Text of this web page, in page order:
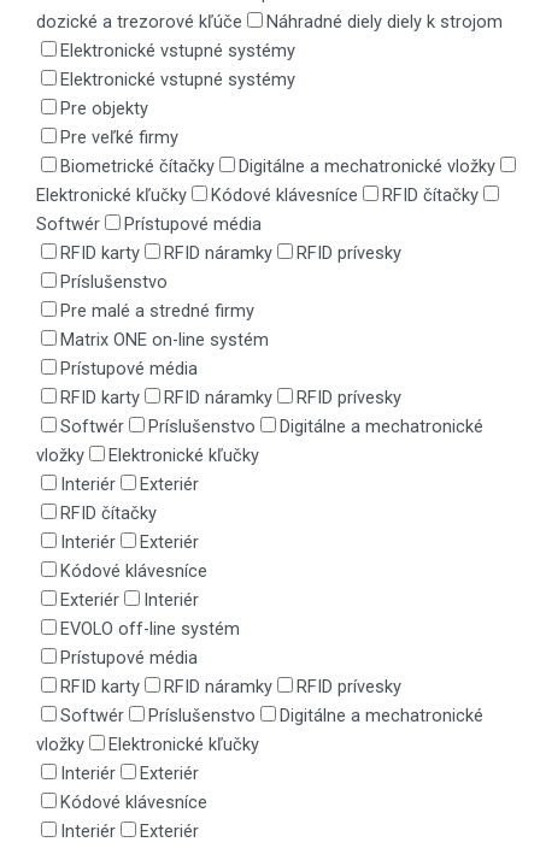
dozické a trezorové kľúče
Náhradné diely diely k strojom
Elektronické vstupné systémy
Elektronické vstupné systémy
Pre objekty
Pre veľké firmy
Biometrické čítačky
Digitálne a mechatronické vložky
Elektronické kľučky
Kódové klávesníce
RFID čítačky
Softwér
Prístupové média
RFID karty
RFID náramky
RFID prívesky
Príslušenstvo
Pre malé a stredné firmy
Matrix ONE on-line systém
Prístupové média
RFID karty
RFID náramky
RFID prívesky
Softwér
Príslušenstvo
Digitálne a mechatronické
vložky
Elektronické kľučky
Interiér
Exteriér
RFID čítačky
Interiér
Exteriér
Kódové klávesníce
Exteriér
Interiér
EVOLO off-line systém
Prístupové média
RFID karty
RFID náramky
RFID prívesky
Softwér
Príslušenstvo
Digitálne a mechatronické
vložky
Elektronické kľučky
Interiér
Exteriér
Kódové klávesníce
Interiér
Exteriér